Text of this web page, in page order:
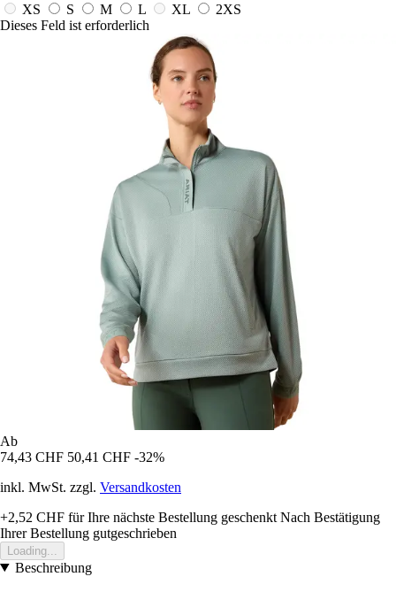
XS
S M L XL
2XS
Dieses Feld ist erforderlich
Ab
74,43 CHF 50,41 CHF -32%
inkl. MwSt. zzgl. Versandkosten
+2,52 CHF für Ihre nächste Bestellung geschenkt Nach Bestätigung
Ihrer Bestellung gutgeschrieben
Loading...
Beschreibung